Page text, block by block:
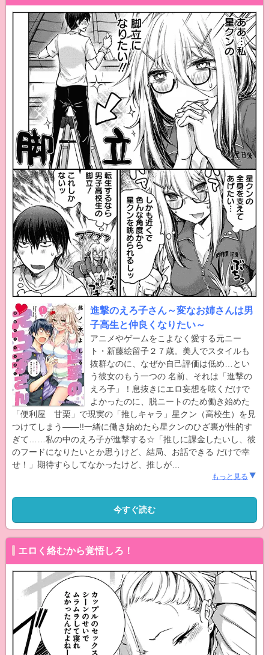
進撃のえろ子さん～変なお姉さんは男
子高生と仲良くなりたい～
アニメやゲームをこよなく愛する元ニー
ト・新藤絵留子２７歳。美人でスタイルも
抜群なのに、なぜか自己評価は低め…とい
う彼女のもう一つの 名前、それは「進撃の
えろ子」！息抜きにエロ妄想を呟くだけで
よかったのに、脱ニートのため働き始めた
「便利屋 甘栗」で現実の「推しキャラ」星クン（高校生）を見
つけてしまう――!!一緒に働き始めたら星クンのひざ裏が性的す
ぎて……私の中のえろ子が進撃する☆「推しに課金したいし、彼
のフードになりたいとか思うけど、結局、お話できる だけで幸
せ！」期待すらしてなかったけど、推しが
もっと見る
今すぐ読む
エロく絡むから覚悟しろ！